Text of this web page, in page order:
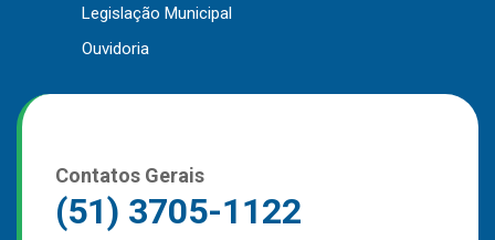
Downloads
Notícias
Legislação Municipal
Ouvidoria
Contatos Gerais
(51) 3705-1122